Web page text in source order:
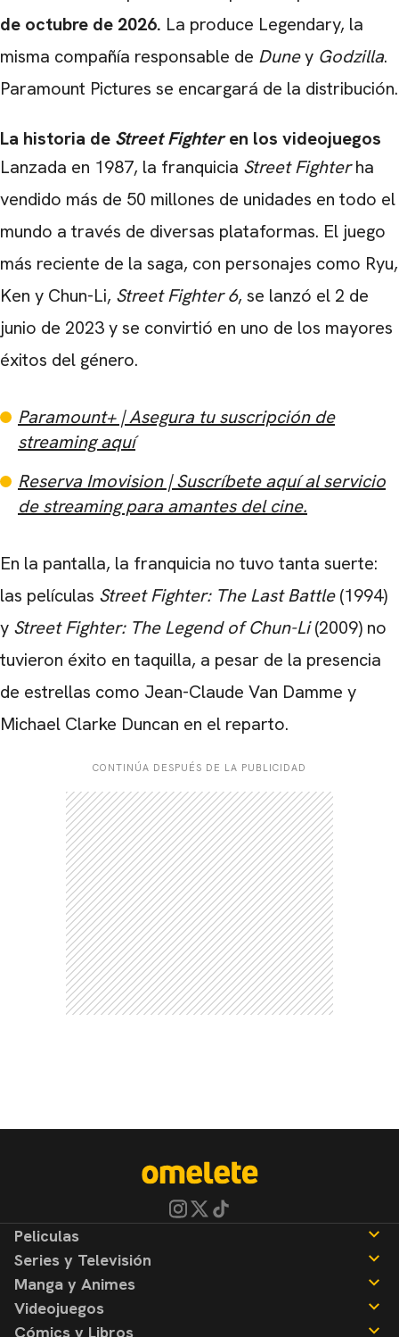
de octubre de 2026. La produce Legendary, la
misma compañía responsable de Duney Godzilla.
Paramount Pictures se encargará de la distribución.
La historia de Street Fighteren los videojuegos
Lanzada en 1987, la franquicia Street Fighterha
vendido más de 50 millones de unidades en todo el
mundo a través de diversas plataformas. El juego
más reciente de la saga, con personajes como Ryu,
Ken y Chun-Li, Street Fighter 6, se lanzó el 2 de
junio de 2023 y se convirtió en uno de los mayores
éxitos del género.
Paramount+ | Asegura tu suscripción de
streaming aquí
Reserva Imovision | Suscríbete aquí al servicio
de streaming para amantes del cine.
En la pantalla, la franquicia no tuvo tanta suerte:
las películas Street Fighter: The Last Battle(1994)
y Street Fighter: The Legend of Chun-Li(2009) no
tuvieron éxito en taquilla, a pesar de la presencia
de estrellas como Jean-Claude Van Damme y
Michael Clarke Duncan en el reparto.
CONTINÚA DESPUÉS DE LA PUBLICIDAD
Peliculas
Noticias
Reseñas
Series y Televisión
Noticias
Reseñas
Manga y Animes
Noticias
Videojuegos
Cómics y Libros